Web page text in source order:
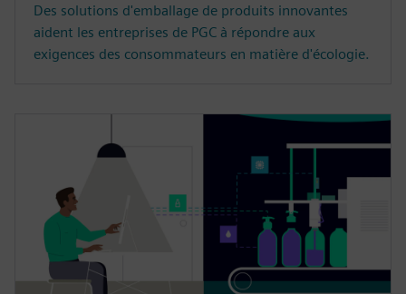
Des solutions d'emballage de produits innovantes
aident les entreprises de PGC à répondre aux
exigences des consommateurs en matière d'écologie.